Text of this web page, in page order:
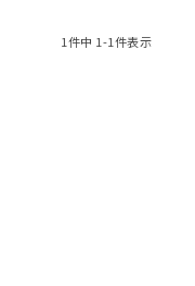
1件中 1-1件表示